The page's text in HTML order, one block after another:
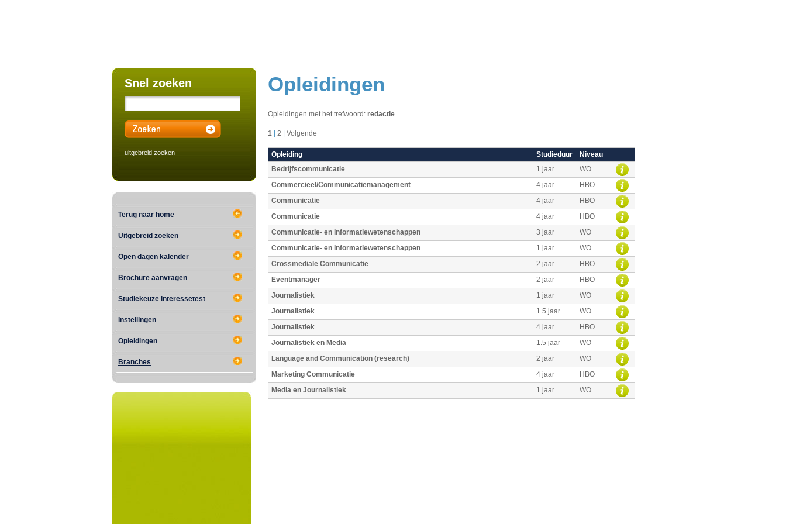
Snel zoeken
uitgebreid zoeken
Terug naar home
Uitgebreid zoeken
Open dagen kalender
Brochure aanvragen
Studiekeuze interessetest
Instellingen
Opleidingen
Branches
Opleidingen
Opleidingen met het trefwoord: redactie.
1 2 Volgende
Opleiding Studieduur
Niveau
Bedrijfscommunicatie
1 jaar
WO
Commercieel/Communicatiemanagement
4 jaar
HBO
Communicatie
4 jaar
HBO
Communicatie
4 jaar
HBO
Communicatie- en Informatiewetenschappen
3 jaar
WO
Communicatie- en Informatiewetenschappen
1 jaar
WO
Crossmediale Communicatie
2 jaar
HBO
Eventmanager
2 jaar
HBO
Journalistiek
1 jaar
WO
Journalistiek
1.5 jaar
WO
Journalistiek
4 jaar
HBO
Journalistiek en Media
1.5 jaar
WO
Language and Communication (research)
2 jaar
WO
Marketing Communicatie
4 jaar
HBO
Media en Journalistiek
1 jaar WO